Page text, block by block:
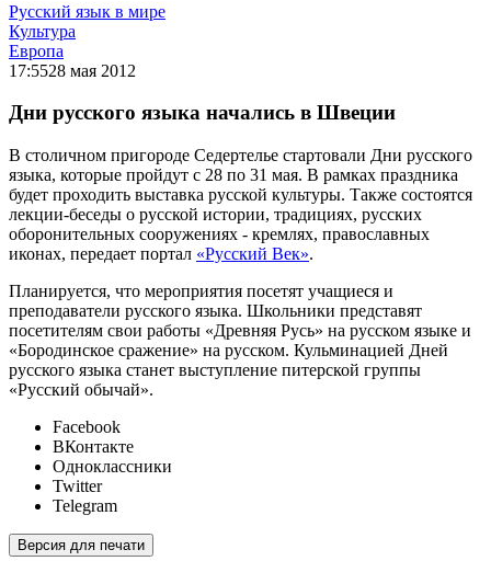
Русский язык в мире
Культура
Европа
17:5528 мая 2012
Дни русского языка начались в Швеции
В столичном пригороде Седертелье стартовали Дни русского
языка, которые пройдут с 28 по 31 мая. В рамках праздника
будет проходить выставка русской культуры. Также состоятся
лекции-беседы о русской истории, традициях, русских
оборонительных сооружениях - кремлях, православных
иконах, передает портал «Русский Век».
Планируется, что мероприятия посетят учащиеся и
преподаватели русского языка. Школьники представят
посетителям свои работы «Древняя Русь» на русском языке и
«Бородинское сражение» на русском. Кульминацией Дней
русского языка станет выступление питерской группы
«Русский обычай».
Facebook
ВКонтакте
Одноклассники
Twitter
Telegram
Версия для печати